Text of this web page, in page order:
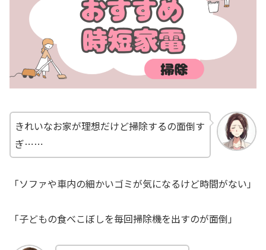
きれいなお家が理想だけど掃除するの面倒す
ぎ⋯⋯
「ソファや車内の細かいゴミが気になるけど時間がない」
「子どもの食べこぼしを毎回掃除機を出すのが面倒」